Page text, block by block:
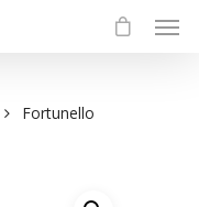
Fortunello